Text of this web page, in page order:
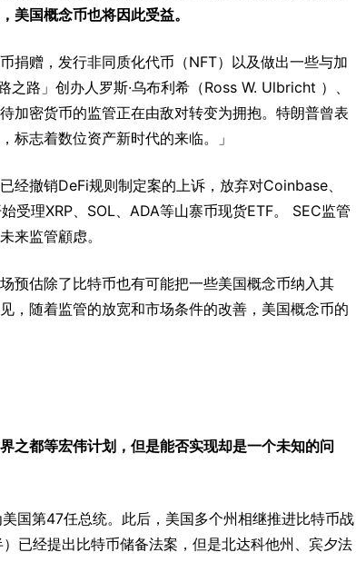
美国概念币也将因此受益。
捐赠，发行非同质化代币（NFT）以及做出一些与加
路」创办人罗斯·乌布利希（Ross W. Ulbricht ）、
加密货币的监管正在由敌对转变为拥抱。特朗普曾表
标志着数位资产新时代的来临。」
经撤销DeFi规则制定案的上诉，放弃对Coinbase、
理XRP、SOL、ADA等山寨币现货ETF。 SEC监管
来监管顧虑。
预估除了比特币也有可能把一些美国概念币纳入其
，随着监管的放宽和市场条件的改善，美国概念币的
之都等宏伟计划，但是能否实现却是一个未知的问
国第47任总统。此后，美国多个州相继推进比特币战
已经提出比特币储备法案，但是北达科他州、宾夕法